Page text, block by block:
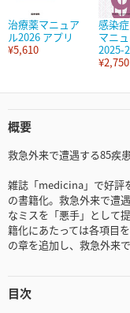
治療薬マニュア
ル2026 アプリ
¥5,610
感染
マニ
2025-
¥2,750
概要
救急外来で遭遇する85疾
雑誌「medicina」で好評
の書籍化。救急外来で遭
なミスを「悪手」として
籍化にあたっては各項目
の章を追加し、救急外来
目次